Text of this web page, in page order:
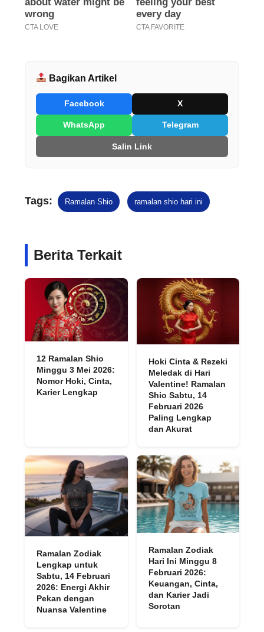
Bagikan Artikel
Facebook X
WhatsApp Telegram
Salin Link
Tags: Ramalan Shio ramalan shio hari ini
Berita Terkait
12 Ramalan Shio
Minggu 3 Mei 2026:
Nomor Hoki, Cinta,
Karier Lengkap
Hoki Cinta & Rezeki
Meledak di Hari
Valentine! Ramalan
Shio Sabtu, 14
Februari 2026
Paling Lengkap
dan Akurat
Ramalan Zodiak
Lengkap untuk
Sabtu, 14 Februari
2026: Energi Akhir
Pekan dengan
Nuansa Valentine
Ramalan Zodiak
Hari Ini Minggu 8
Februari 2026:
Keuangan, Cinta,
dan Karier Jadi
Sorotan